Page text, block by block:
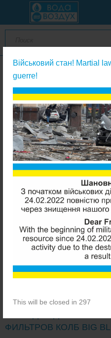
Військовий стан! Martial
guerre!
This will be closed in 297
Ключи, кронштейны,
Ключ для магистральных
ФИЛЬТРОВ КОЛБ BIG